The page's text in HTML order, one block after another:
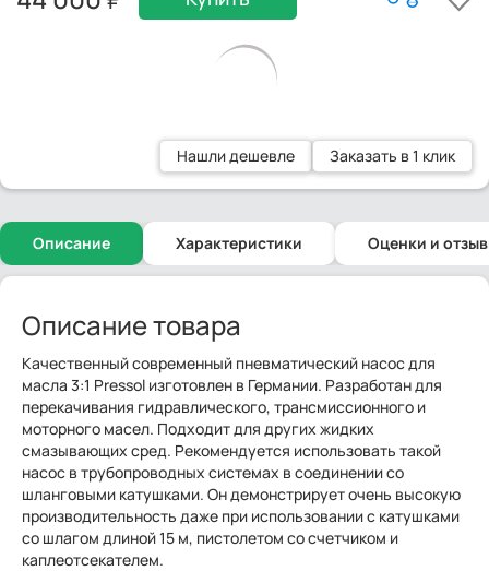
Нашли дешевле Заказать в 1 клик
Описание Характеристики Оценки и
Описание товара
Качественный современный пневматический насос для
масла 3:1 Pressol изготовлен в Германии. Разработан для
перекачивания гидравлического, трансмиссионного и
моторного масел. Подходит для других жидких
смазывающих сред. Рекомендуется использовать такой
насос в трубопроводных системах в соединении со
шланговыми катушками. Он демонстрирует очень высокую
производительность даже при использовании с катушками
со шлагом длиной 15 м, пистолетом со счетчиком и
каплеотсекателем.